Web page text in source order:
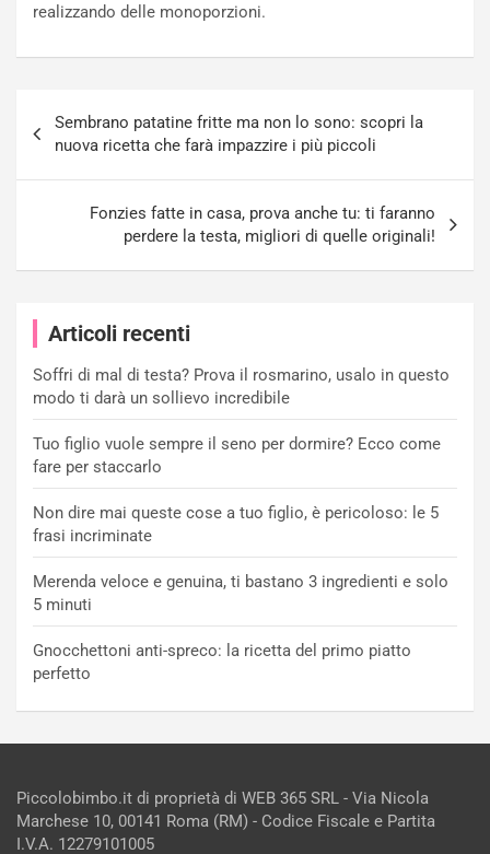
realizzando delle monoporzioni.
articoli
Sembrano patatine fritte ma non lo sono: scopri la
nuova ricetta che farà impazzire i più piccoli
Fonzies fatte in casa, prova anche tu: ti faranno
perdere la testa, migliori di quelle originali!
Articoli recenti
Soffri di mal di testa? Prova il rosmarino, usalo in questo
modo ti darà un sollievo incredibile
Tuo figlio vuole sempre il seno per dormire? Ecco come
fare per staccarlo
Non dire mai queste cose a tuo figlio, è pericoloso: le 5
frasi incriminate
Merenda veloce e genuina, ti bastano 3 ingredienti e solo
5 minuti
Gnocchettoni anti-spreco: la ricetta del primo piatto
perfetto
Piccolobimbo.it di proprietà di WEB 365 SRL - Via Nicola
Marchese 10, 00141 Roma (RM) - Codice Fiscale e Partita
I.V.A. 12279101005